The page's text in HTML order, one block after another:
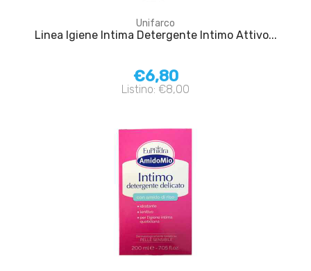
Unifarco
Linea Igiene Intima Detergente Intimo Attivo...
€6,80
Listino: €8,00